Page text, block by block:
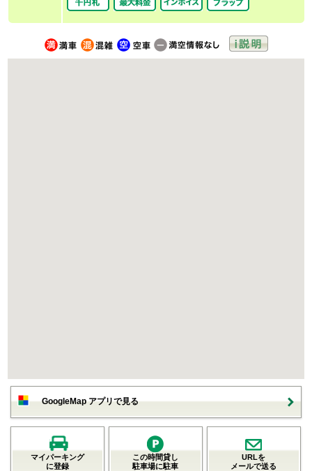
GoogleMap アプリで見る
マイパーキング
に登録
この時間貸し
駐車場に駐車
URLを
メールで送る